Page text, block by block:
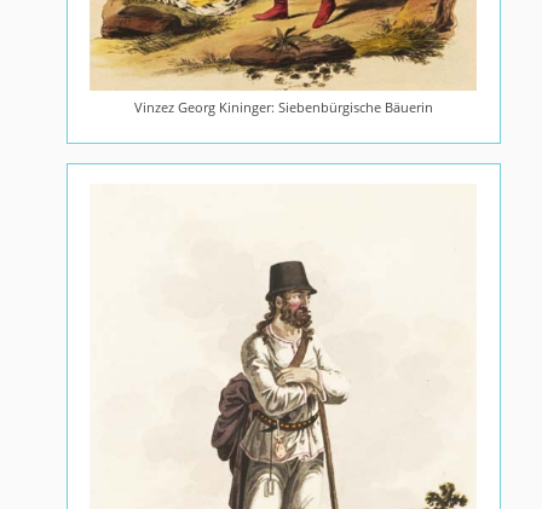
Vinzez Georg Kininger: Siebenbürgische Bäuerin